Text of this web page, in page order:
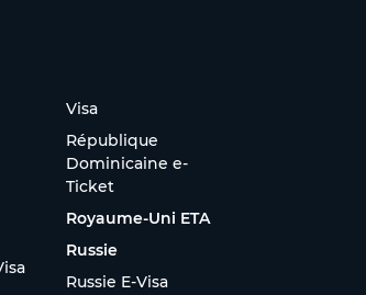
Visa
République
Dominicaine e-
Ticket
Royaume-Uni ETA
Russie
Russie E-Visa